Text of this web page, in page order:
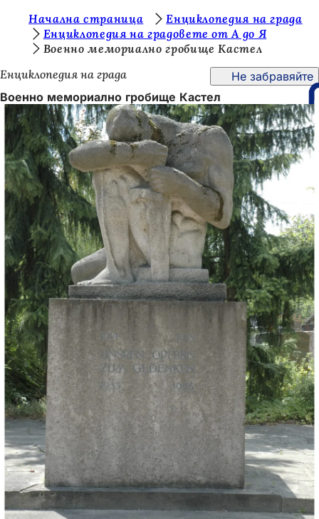
Преминаване към съдържанието
е
с
т
е
т
у
к
Начална страница
Енциклопедия на града
Енциклопедия на градовете от А до Я
Военно мемориално гробище Кастел
Енциклопедия на града
Не забравяйте
Военно мемориално гробище Кастел